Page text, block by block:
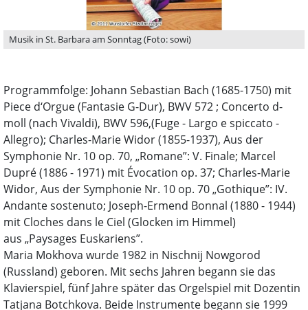
Musik in St. Barbara am Sonntag (Foto: sowi)
Programmfolge: Johann Sebastian Bach (1685-1750) mit
Piece d‘Orgue (Fantasie G-Dur), BWV 572 ; Concerto d-
moll (nach Vivaldi), BWV 596,(Fuge - Largo e spiccato -
Allegro); Charles-Marie Widor (1855-1937), Aus der
Symphonie Nr. 10 op. 70, „Romane”: V. Finale; Marcel
Dupré (1886 - 1971) mit Évocation op. 37; Charles-Marie
Widor, Aus der Symphonie Nr. 10 op. 70 „Gothique”: IV.
Andante sostenuto; Joseph-Ermend Bonnal (1880 - 1944)
mit Cloches dans le Ciel (Glocken im Himmel)
aus „Paysages Euskariens”.
Maria Mokhova wurde 1982 in Nischnij Nowgorod
(Russland) geboren. Mit sechs Jahren begann sie das
Klavierspiel, fünf Jahre später das Orgelspiel mit Dozentin
Tatjana Botchkova. Beide Instrumente begann sie 1999